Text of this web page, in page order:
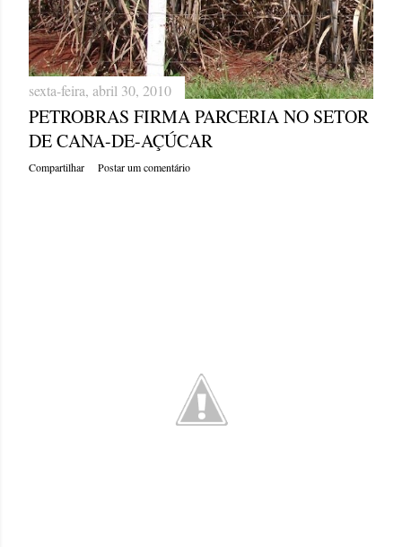
sexta-feira, abril 30, 2010
PETROBRAS FIRMA PARCERIA NO SETOR
DE CANA-DE-AÇÚCAR
Compartilhar Postar um comentário